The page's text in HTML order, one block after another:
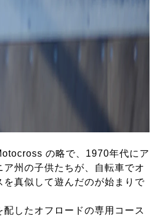
の略で、1970年代にア
ア州の子供たちが、自転車でオ
を真似して遊んだのが始まりで
配したオフロードの専用コース